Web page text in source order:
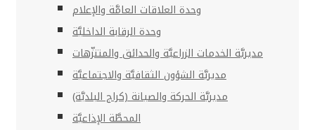
وحدة العلاقات العامَّة والإعلام
وحدة الرقابة الداخليَّة
مديريَّة الخدمات الزراعيَّة والحدائق والمتنزّهات
مديريَّة الشؤون الثقافيَّة والاجتماعيَّة
مديريَّة الحركة والصيانة (كراج البلديَّة)
المحطَّة الإذاعيَّة